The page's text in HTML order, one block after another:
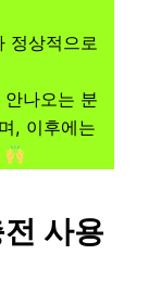
정상적으로
나오는 분
, 이후에는
사용